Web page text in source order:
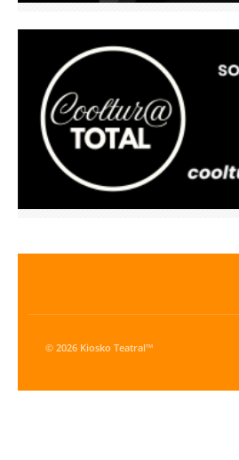
© 2026 Kiosko Teatral™